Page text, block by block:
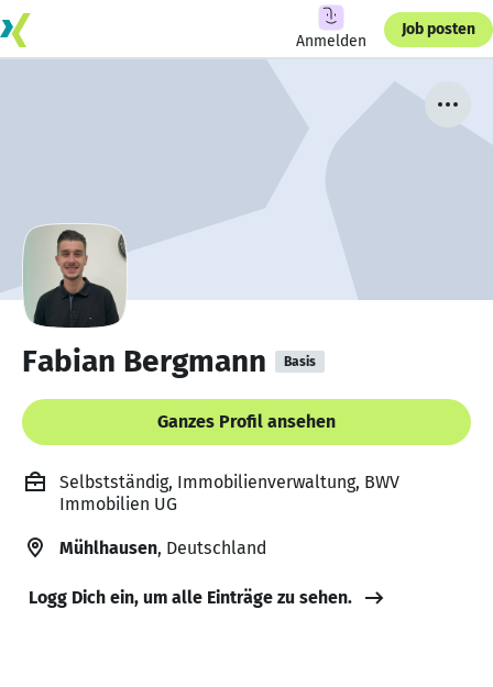
Anmelden
Job posten
Fabian Bergmann Basis
Ganzes Profil ansehen
Selbstständig, Immobilienverwaltung, BWV
Immobilien UG
Mühlhausen, Deutschland
Logg Dich ein, um alle Einträge zu sehen.